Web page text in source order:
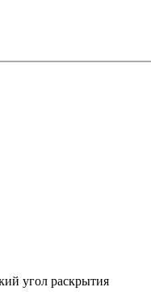
угол раскрытия